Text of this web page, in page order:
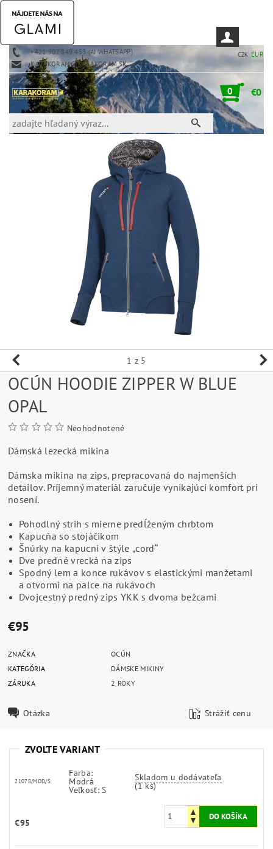
+421 907 849 453 (AJ WHATSAPP)
KARAKORAM@KARAKORAM.SK
CZK EUR
0 €0
1 z 5
OCÚN HOODIE ZIPPER W BLUE
OPAL
Neohodnotené
Dámská lezecká mikina
Dámska mikina na zips, prepracovaná do najmenších
detailov. Príjemný materiál zaručuje vynikajúci komfort pri
nosení.
Pohodlný strih s mierne predĺženým chrbtom
Kapucňa so stojáčikom
Šnúrky na kapucni v štýle „cord“
Dve predné vrecká na zips
Spodný lem a konce rukávov s elastickými manžetami
a otvormi na palce na rukávoch
Dvojcestný predný zips YKK s dvoma bežcami
€95
ZNAČKA
OCÚN
KATEGÓRIA
DÁMSKE MIKINY
ZÁRUKA
2 ROKY
Otázka Strážiť cenu
ZVOĽTE VARIANT
21078/MOD/S
Farba:
Modrá
Veľkosť: S
Skladom u dodávateľa
(1 ks)
€95